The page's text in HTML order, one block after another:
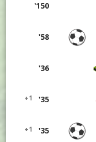
'150
'58
'36
'35
+1
'35
+1